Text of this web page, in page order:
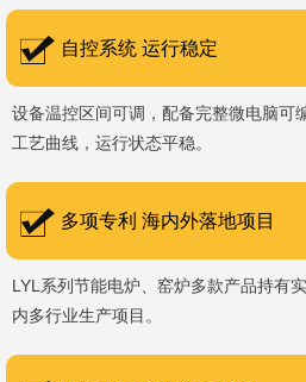
自控系统 运行稳定
设备温控区间可调，配备完整微电脑可
工艺曲线，运行状态平稳。
多项专利 海内外落地项目
LYL系列节能电炉、窑炉多款产品持有
内多行业生产项目。